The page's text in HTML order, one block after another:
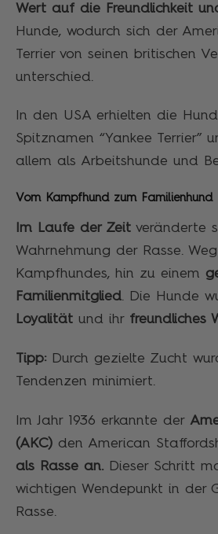
Wert auf die
Freundlichkeit
Hunde, wodurch sich der
Terrier von seinen britischen
unterschied.
In den USA erhielten die
Spitznamen “Yankee Terrier”
allem als Arbeitshunde und
Vom Kampfhund zum Familienhund
Im Laufe der Zeit veränderte
Wahrnehmung der Rasse.
Kampfhundes, hin zu einem
Familienmitglied. Die Hunde
Loyalität und ihr freundliches
Tipp: Durch gezielte Zucht
Tendenzen minimiert.
Im Jahr 1936 erkannte der
(AKC) den American
als Rasse an. Dieser Schritt
wichtigen Wendepunkt in der
Rasse.